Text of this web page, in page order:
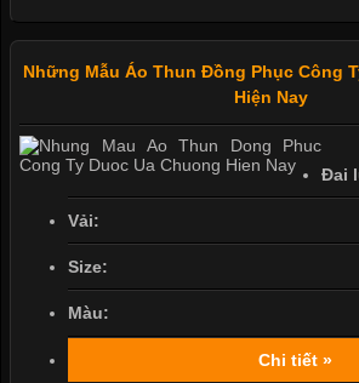
Những Mẫu Áo Thun Đồng Phục Công
Hiện Nay
Đai
Vải:
Size:
Màu:
Chi tiết »